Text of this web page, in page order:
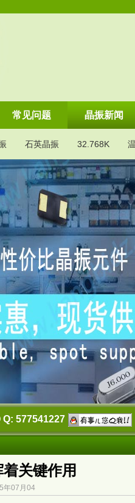
常见问题 晶振新闻
石英晶振 32.768K
Q: 577541227
关键作用
年07月04